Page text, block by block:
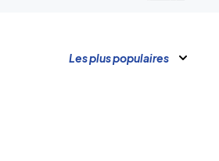
Les plus populaires